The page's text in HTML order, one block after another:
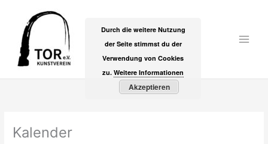
springen
Kalender
3:00
Durch die weitere Nutzung
der Seite stimmst du der
Verwendung von Cookies
zu. Weitere Informationen
Akzeptieren